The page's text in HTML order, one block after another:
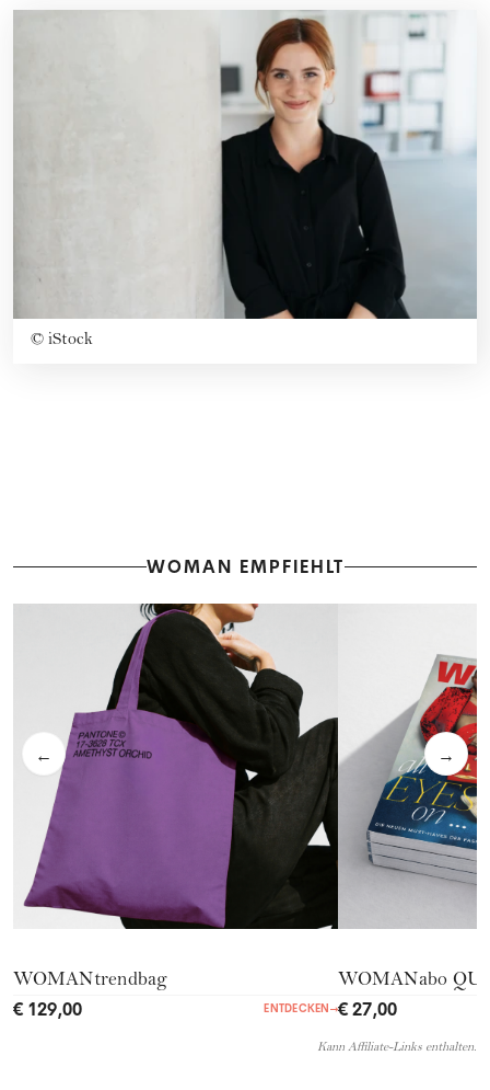
© iStock
WOMAN EMPFIEHLT
← →
WOMANtrendbag
€ 129,00 ENTDECKEN→
WOMANabo
€ 27,00
Kann Affiliate-Links enthalten.